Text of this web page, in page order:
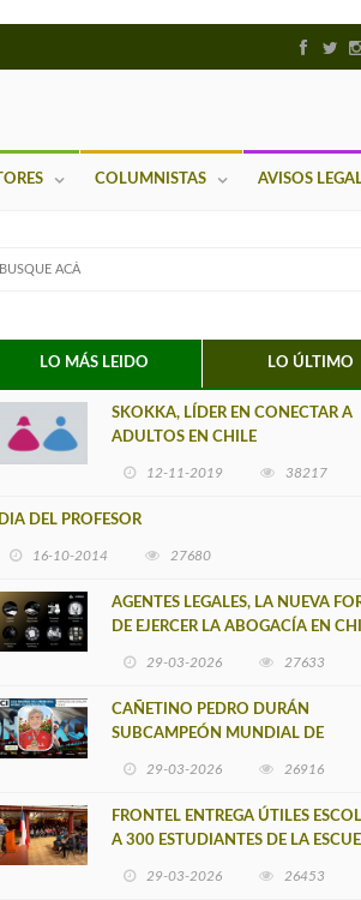
COLUMNISTAS AVISOS
LO MÁS LEIDO LO ÚLTIMO
SKOKKA, LÍDER EN CONECTAR A
ADULTOS EN CHILE
12-11-2019 38217
DIA DEL PROFESOR
16-10-2014 27680
AGENTES LEGALES, LA NUEVA
DE EJERCER LA ABOGACÍA EN
29-03-2026 27633
CAÑETINO PEDRO DURÁN
SUBCAMPEÓN MUNDIAL DE
29-03-2026 26916
FRONTEL ENTREGA ÚTILES
A 300 ESTUDIANTES DE LA
29-03-2026 26453